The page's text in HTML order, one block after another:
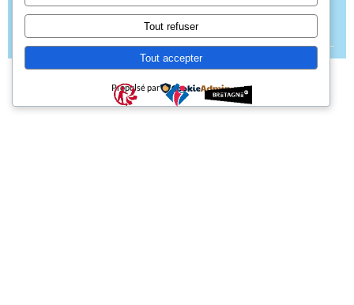
Tout refuser
Tout accepter
Propulsé par